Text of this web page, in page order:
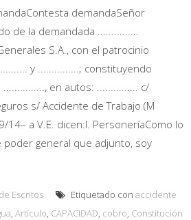
demandaSeñor
de la demandada ...............
S.A., con el patrocinio
y ...............; constituyendo
en autos: ............... c/
s/ Accidente de Trabajo (M
14– a V.E. dicen:I. PersoneríaComo lo
poder general que adjunto, soy
Escritos Etiquetado con accidente
, Artículo, CAPACIDAD, cobro, Constitución